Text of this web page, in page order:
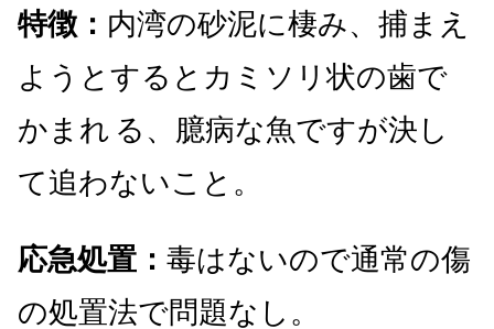
特徴： 内湾の砂泥に棲み、捕まえ
ようとするとカミソリ状の歯で
かまれ る、臆病な魚ですが決し
て追わないこと。
応急処置： 毒はないので通常の傷
の処置法で問題なし。